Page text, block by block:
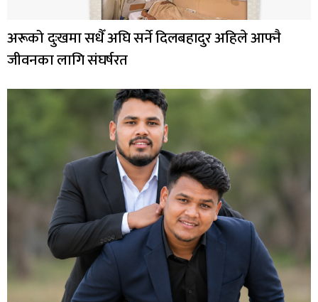
अरूको दुःखमा सधैँ अघि सर्ने दिलबहादुर अहिले आफ्नै
जीवनका लागि संघर्षरत